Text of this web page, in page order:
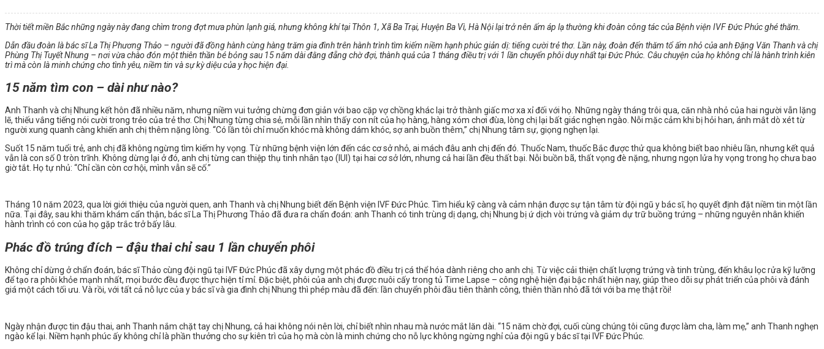
Thời tiết miền Bắc những ngày này đang chìm trong đợt mưa phùn lạnh giá, nhưng không khí tại Thôn 1, Xã Ba Trại, Huyện Ba Vì, Hà Nội lại trở nên ấm áp lạ thường khi đoàn công tác của Bệnh viện IVF Đức Phúc ghé thăm.
Dẫn đầu đoàn là bác sĩ La Thị Phương Thảo – người đã đồng hành cùng hàng trăm gia đình trên hành trình tìm kiếm niềm hạnh phúc giản dị: tiếng cười trẻ thơ. Lần này, đoàn đến thăm tổ ấm nhỏ của anh Đặng Văn Thanh và chị
Phùng Thị Tuyết Nhung – nơi vừa chào đón một thiên thần bé bỏng sau 15 năm dài đằng đẵng chờ đợi, thành quả của 1 tháng điều trị với 1 lần chuyển phôi duy nhất tại Đức Phúc. Câu chuyện của họ không chỉ là hành trình kiên
trì mà còn là minh chứng cho tình yêu, niềm tin và sự kỳ diệu của y học hiện đại.
15 năm tìm con – dài như nào?
Anh Thanh và chị Nhung kết hôn đã nhiều năm, nhưng niềm vui tưởng chừng đơn giản với bao cặp vợ chồng khác lại trở thành giấc mơ xa xỉ đối với họ. Những ngày tháng trôi qua, căn nhà nhỏ của hai người vẫn lặng
lẽ, thiếu vắng tiếng nói cười trong trẻo của trẻ thơ. Chị Nhung từng chia sẻ, mỗi lần nhìn thấy con nít của họ hàng, hàng xóm chơi đùa, lòng chị lại bất giác nghẹn ngào. Nỗi mặc cảm khi bị hỏi han, ánh mắt dò xét từ
người xung quanh càng khiến anh chị thêm nặng lòng. “Có lần tôi chỉ muốn khóc mà không dám khóc, sợ anh buồn thêm,” chị Nhung tâm sự, giọng nghẹn lại.
Suốt 15 năm tuổi trẻ, anh chị đã không ngừng tìm kiếm hy vọng. Từ những bệnh viện lớn đến các cơ sở nhỏ, ai mách đâu anh chị đến đó. Thuốc Nam, thuốc Bắc được thử qua không biết bao nhiêu lần, nhưng kết quả
vẫn là con số 0 tròn trĩnh. Không dừng lại ở đó, anh chị từng can thiệp thụ tinh nhân tạo (IUI) tại hai cơ sở lớn, nhưng cả hai lần đều thất bại. Nỗi buồn bã, thất vọng đè nặng, nhưng ngọn lửa hy vọng trong họ chưa bao
giờ tắt. Họ tự nhủ: “Chỉ cần còn cơ hội, mình vẫn sẽ cố.”
Tháng 10 năm 2023, qua lời giới thiệu của người quen, anh Thanh và chị Nhung biết đến Bệnh viện IVF Đức Phúc. Tìm hiểu kỹ càng và cảm nhận được sự tận tâm từ đội ngũ y bác sĩ, họ quyết định đặt niềm tin một lần
nữa. Tại đây, sau khi thăm khám cẩn thận, bác sĩ La Thị Phương Thảo đã đưa ra chẩn đoán: anh Thanh có tinh trùng dị dạng, chị Nhung bị ứ dịch vòi trứng và giảm dự trữ buồng trứng – những nguyên nhân khiến
hành trình có con của họ gặp trắc trở bấy lâu.
Phác đồ trúng đích – đậu thai chỉ sau 1 lần chuyển phôi
Không chỉ dừng ở chẩn đoán, bác sĩ Thảo cùng đội ngũ tại IVF Đức Phúc đã xây dựng một phác đồ điều trị cá thể hóa dành riêng cho anh chị. Từ việc cải thiện chất lượng trứng và tinh trùng, đến khâu lọc rửa kỹ lưỡng
để tạo ra phôi khỏe mạnh nhất, mọi bước đều được thực hiện tỉ mỉ. Đặc biệt, phôi của anh chị được nuôi cấy trong tủ Time Lapse – công nghệ hiện đại bậc nhất hiện nay, giúp theo dõi sự phát triển của phôi và đánh
giá một cách tối ưu. Và rồi, với tất cả nỗ lực của y bác sĩ và gia đình chị Nhung thì phép màu đã đến: lần chuyển phôi đầu tiên thành công, thiên thần nhỏ đã tới với ba mẹ thật rồi!
Ngày nhận được tin đậu thai, anh Thanh nắm chặt tay chị Nhung, cả hai không nói nên lời, chỉ biết nhìn nhau mà nước mắt lăn dài. “15 năm chờ đợi, cuối cùng chúng tôi cũng được làm cha, làm mẹ,” anh Thanh nghẹn
ngào kể lại. Niềm hạnh phúc ấy không chỉ là phần thưởng cho sự kiên trì của họ mà còn là minh chứng cho nỗ lực không ngừng nghỉ của đội ngũ y bác sĩ tại IVF Đức Phúc.